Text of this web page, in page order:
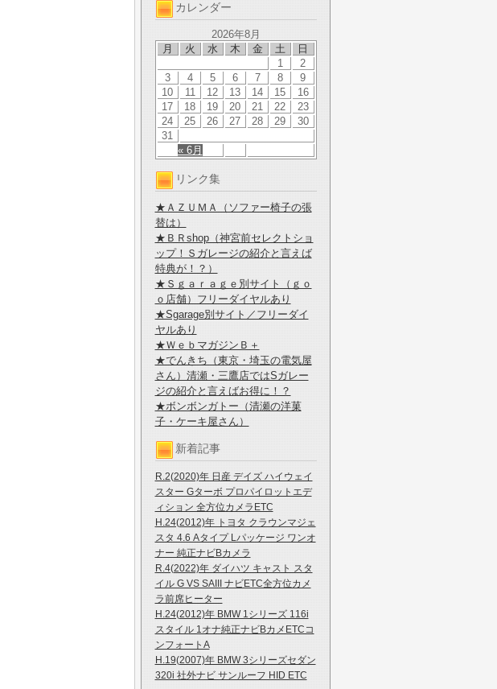
カレンダー
2026年8月
月
火 水 木 金 土 日
« 6月
1
2
3
4 5 6 7 8
9
10
11 12 13 14 15
16
17
18 19 20 21 22
23
24
25 26 27 28 29
30
31
リンク集
★ＡＺＵＭＡ（ソファー椅子の張
替は）
★ＢＲshop（神宮前セレクトショ
ップ！Ｓガレージの紹介と言えば
特典が！？）
★Ｓｇａｒａｇｅ別サイト（ｇｏ
ｏ店舗）フリーダイヤルあり
★Sgarage別サイト／フリーダイ
ヤルあり
★ＷｅｂマガジンＢ＋
★でんきち（東京・埼玉の電気屋
さん）清瀬・三鷹店ではSガレー
ジの紹介と言えばお得に！？
★ボンボンガトー（清瀬の洋菓
子・ケーキ屋さん）
新着記事
R.2(2020)年 日産 デイズ ハイウェイ
スター Gターボ プロパイロットエデ
ィション 全方位カメラETC
H.24(2012)年 トヨタ クラウンマジェ
スタ 4.6 Aタイプ Lパッケージ ワンオ
ナー 純正ナビBカメラ
R.4(2022)年 ダイハツ キャスト スタ
イル G VS SAIII ナビETC全方位カメ
ラ前席ヒーター
H.24(2012)年 BMW 1シリーズ 116i
スタイル 1オナ純正ナビBカメETCコ
ンフォートA
H.19(2007)年 BMW 3シリーズセダン
320i 社外ナビ サンルーフ HID ETC